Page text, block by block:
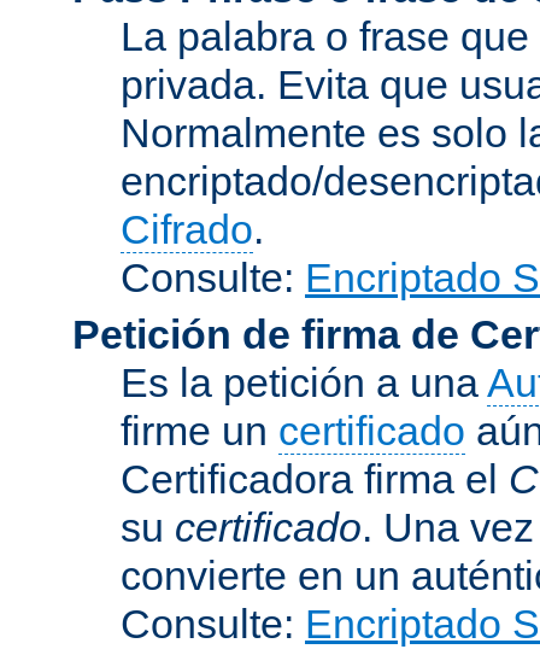
La palabra o frase
privada. Evita que
Normalmente es solo
encriptado/
Cifrado.
Consulte: Encriptado
Petición de firma de
Es la petición a una
firme un certificado
Certificadora firma el
su certificado. Una
convierte en un
Consulte: Encriptado